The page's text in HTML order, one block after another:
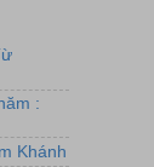
:
Khánh